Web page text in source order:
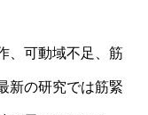
、可動域不足、筋
新の研究では筋緊